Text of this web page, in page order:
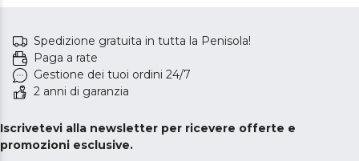
Spedizione gratuita in tutta la Penisola!
Paga a rate
Gestione dei tuoi ordini 24/7
2 anni di garanzia
Iscrivetevi alla newsletter per ricevere offerte e
promozioni esclusive.